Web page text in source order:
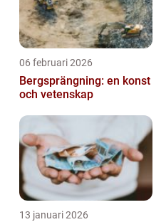
06 februari 2026
Bergsprängning: en konst
och vetenskap
13 januari 2026